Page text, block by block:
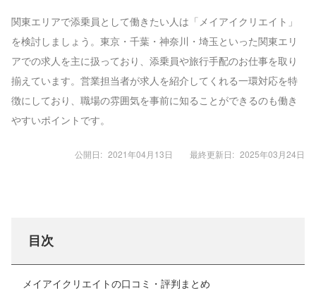
関東エリアで添乗員として働きたい人は「メイアイクリエイト」
を検討しましょう。東京・千葉・神奈川・埼玉といった関東エリ
アでの求人を主に扱っており、添乗員や旅行手配のお仕事を取り
揃えています。営業担当者が求人を紹介してくれる一環対応を特
徴にしており、職場の雰囲気を事前に知ることができるのも働き
やすいポイントです。
公開日: 2021年04月13日 最終更新日: 2025年03月24日
目次
メイアイクリエイトの口コミ・評判まとめ